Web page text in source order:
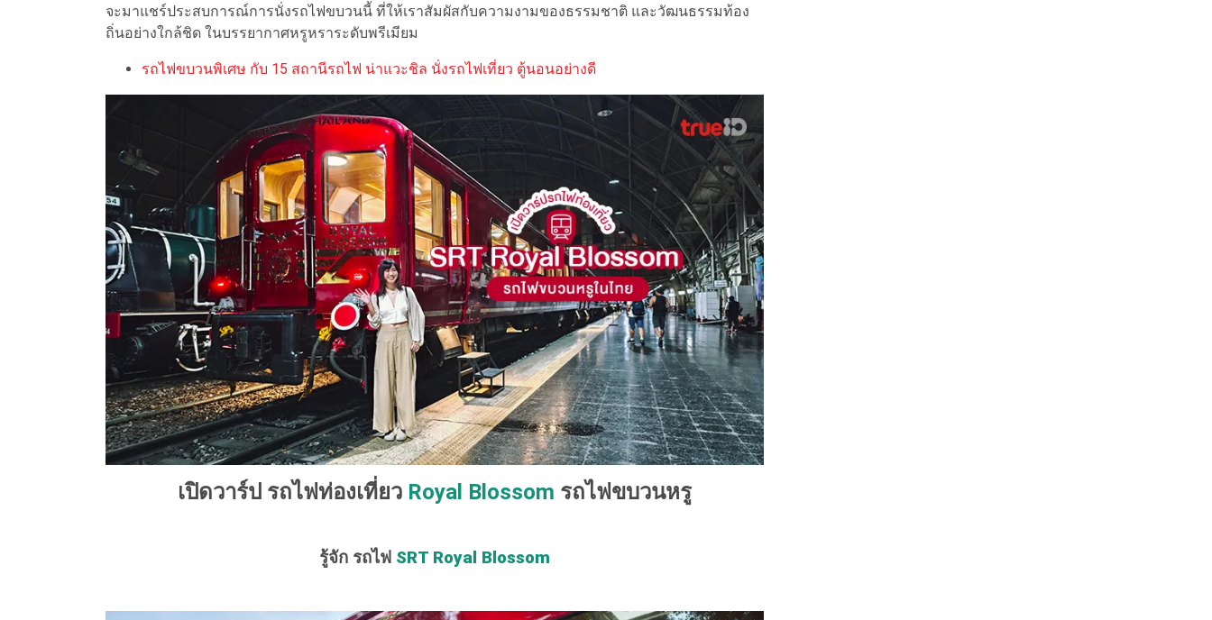
จะมาแชร์ประสบการณ์การนั่งรถไฟขบวนนี้ ที่ให้เราสัมผัสกับความงามของธรรมชาติ และวัฒนธรรมท้อง
ถิ่นอย่างใกล้ชิด ในบรรยากาศหรูหราระดับพรีเมียม
รถไฟขบวนพิเศษ กับ 15 สถานีรถไฟ น่าแวะชิล นั่งรถไฟเที่ยว ตู้นอนอย่างดี
เปิดวาร์ป รถไฟท่องเที่ยว Royal Blossom รถไฟขบวนหรู
รู้จัก รถไฟ SRT Royal Blossom